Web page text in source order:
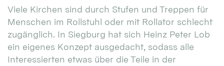
Viele Kirchen sind durch Stufen und Treppen für
Menschen im Rollstuhl oder mit Rollator schlecht
zugänglich. In Siegburg hat sich Heinz Peter Lob
ein eigenes Konzept ausgedacht, sodass alle
Interessierten etwas über die Teile in der